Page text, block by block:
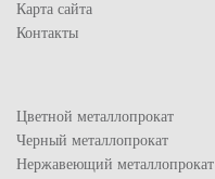
Карта сайта
Контакты
Цветной металлопрокат
Черный металлопрокат
Нержавеющий металлопрокат